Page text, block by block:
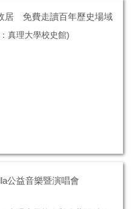
居 免費走讀百年歷史場域
真理大學校史館)
公益音樂暨演唱會